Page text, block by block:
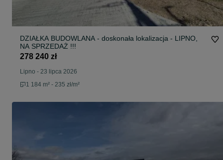
DZIAŁKA BUDOWLANA - doskonała lokalizacja - LIPNO,
NA SPRZEDAŻ !!!
278 240 zł
Lipno - 23 lipca 2026
1 184 m² - 235 zł/m²